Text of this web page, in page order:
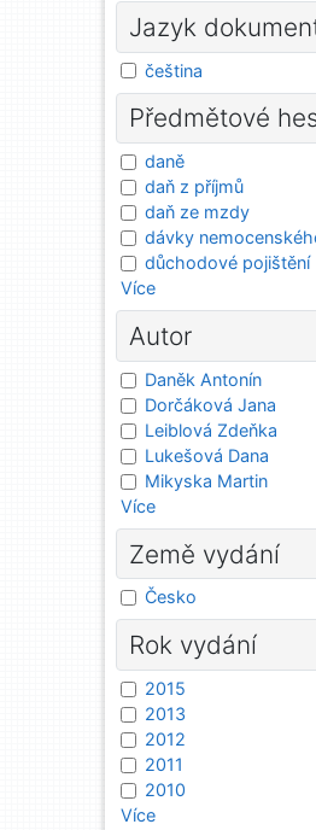
Jazyk
čeština
Předmětové
daně
daň z příjmů
daň ze mzdy
dávky
důchodové pojištění
Více
Autor
Daněk Antonín
Dorčáková Jana
Leiblová Zdeňka
Lukešová Dana
Mikyska Martin
Více
Země vydání
Česko
Rok vydání
2015
2013
2012
2011
2010
Více